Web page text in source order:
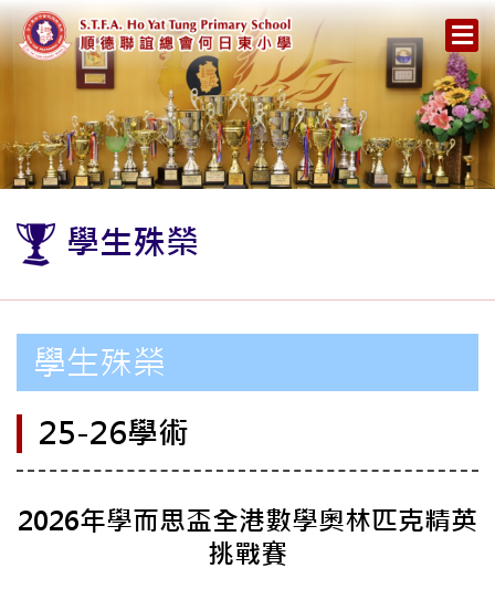
學生殊榮
學生殊榮
25-26學術
2026年學而思盃全港數學奧林匹克精英
挑戰賽